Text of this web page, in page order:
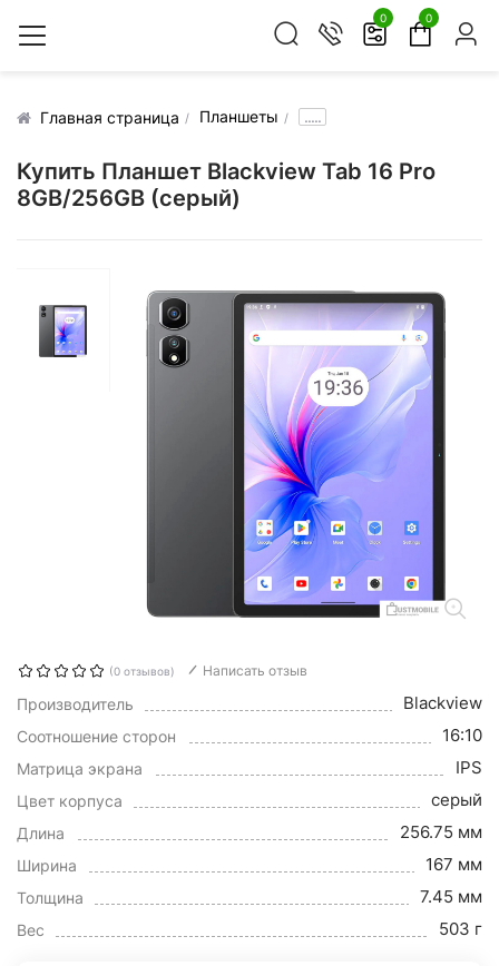
0 0
Главная страница Планшеты .....
Купить Планшет Blackview Tab 16 Pro
8GB/256GB (серый)
(0 отзывов) Написать отзыв
Производитель Blackview
Соотношение сторон 16:10
Матрица экрана IPS
Цвет корпуса серый
Длина 256.75 мм
Ширина 167 мм
Толщина 7.45 мм
Вес 503 г